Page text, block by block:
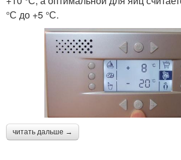
°С до +5 °С.
читать дальше →